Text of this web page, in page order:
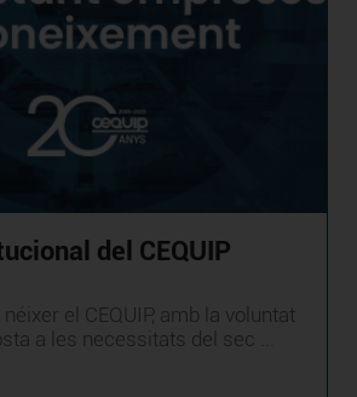
del CEQUIP
el CEQUIP, amb la voluntat
a les necessitats del sec ...